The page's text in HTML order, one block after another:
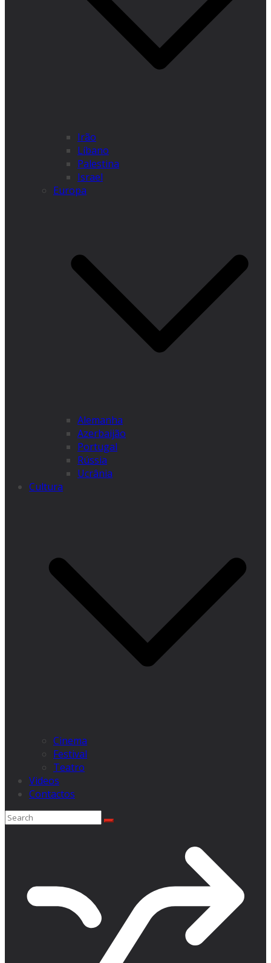
Irão
Líbano
Palestina
Israel
Europa
Alemanha
Azerbaijão
Portugal
Rússia
Ucrânia
Cultura
Cinema
Festival
Teatro
Videos
Contactos